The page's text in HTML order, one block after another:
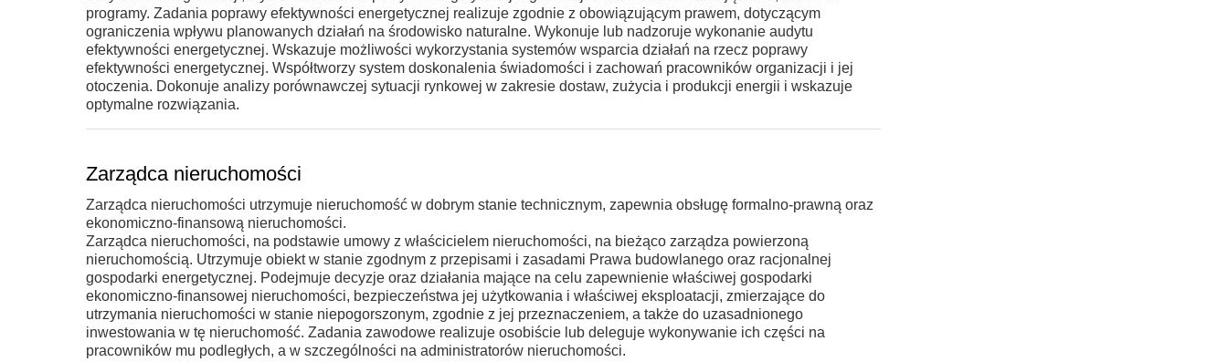
programy. Zadania poprawy efektywności energetycznej realizuje zgodnie z obowiązującym prawem, dotyczącym
ograniczenia wpływu planowanych działań na środowisko naturalne. Wykonuje lub nadzoruje wykonanie audytu
efektywności energetycznej. Wskazuje możliwości wykorzystania systemów wsparcia działań na rzecz poprawy
efektywności energetycznej. Współtworzy system doskonalenia świadomości i zachowań pracowników organizacji i jej
otoczenia. Dokonuje analizy porównawczej sytuacji rynkowej w zakresie dostaw, zużycia i produkcji energii i wskazuje
optymalne rozwiązania.
Zarządca nieruchomości
Zarządca nieruchomości utrzymuje nieruchomość w dobrym stanie technicznym, zapewnia obsługę formalno-prawną oraz
ekonomiczno-finansową nieruchomości.
Zarządca nieruchomości, na podstawie umowy z właścicielem nieruchomości, na bieżąco zarządza powierzoną
nieruchomością. Utrzymuje obiekt w stanie zgodnym z przepisami i zasadami Prawa budowlanego oraz racjonalnej
gospodarki energetycznej. Podejmuje decyzje oraz działania mające na celu zapewnienie właściwej gospodarki
ekonomiczno-finansowej nieruchomości, bezpieczeństwa jej użytkowania i właściwej eksploatacji, zmierzające do
utrzymania nieruchomości w stanie niepogorszonym, zgodnie z jej przeznaczeniem, a także do uzasadnionego
inwestowania w tę nieruchomość. Zadania zawodowe realizuje osobiście lub deleguje wykonywanie ich części na
pracowników mu podległych, a w szczególności na administratorów nieruchomości.